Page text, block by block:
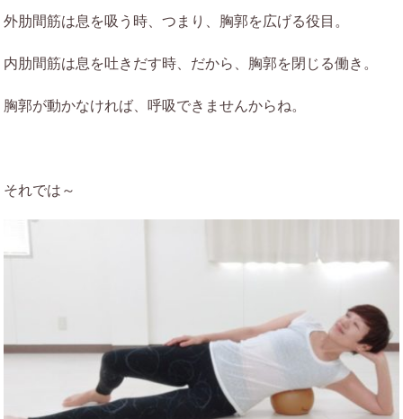
外肋間筋は息を吸う時、つまり、胸郭を広げる役目。
内肋間筋は息を吐きだす時、だから、胸郭を閉じる働き。
胸郭が動かなければ、呼吸できませんからね。
それでは～